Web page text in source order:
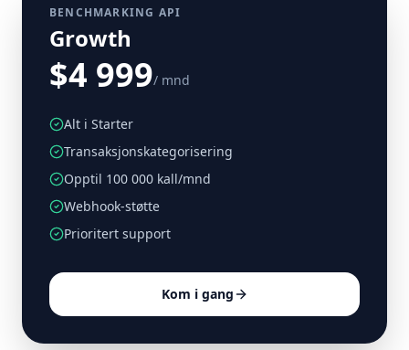
BENCHMARKING API
Growth
$4 999/ mnd
Alt i Starter
Transaksjonskategorisering
Opptil 100 000 kall/mnd
Webhook-støtte
Prioritert support
Kom i gang